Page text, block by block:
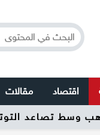
اقتصاد مقالات
وسط تصاعد